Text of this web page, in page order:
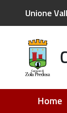
Unione
Home